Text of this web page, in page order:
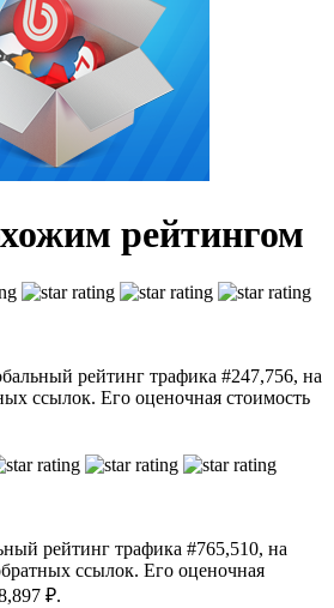
рейтингом
рейтинг трафика #247,756, на
ссылок. Его оценочная стоимость
рейтинг трафика #765,510, на
ссылок. Его оценочная
₽.